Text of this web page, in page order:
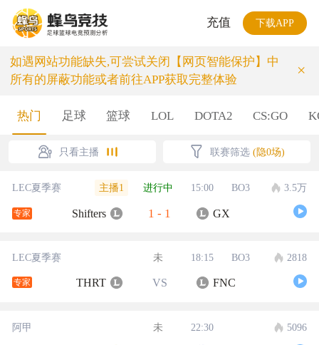
充值 下载APP
如遇网站功能缺失,可尝试关闭【网页智能保护】中
所有的屏蔽功能或者前往APP获取完整体验
×
热门 足球 篮球 LOL DOTA2 CS:GO
只看主播 联赛筛选 (隐0场)
LEC夏季赛 主播1 进行中 15:00 BO3 3.5万
专家 Shifters 1 - 1 GX
LEC夏季赛 未 18:15 BO3 2818
专家 THRT VS FNC
阿甲 未 22:30 5096